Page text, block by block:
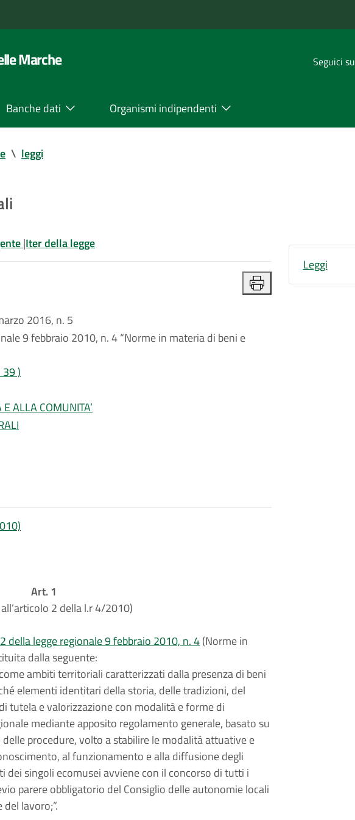
Marche Seguici su
Banche dati Organismi indipendenti
\ leggi
|Iter della legge
2016, n. 5
9 febbraio 2010, n. 4 “Norme in materia di beni e
)
ALLA COMUNITA’
Art. 1
2 della l.r 4/2010)
della legge regionale 9 febbraio 2010, n. 4(Norme in
dalla seguente:
ambiti territoriali caratterizzati dalla presenza di beni
elementi identitari della storia, delle tradizioni, del
tutela e valorizzazione con modalità e forme di
mediante apposito regolamento generale, basato su
procedure, volto a stabilire le modalità attuative e
al funzionamento e alla diffusione degli
dei singoli ecomusei avviene con il concorso di tutti i
parere obbligatorio del Consiglio delle autonomie locali
lavoro;”.
Leggi